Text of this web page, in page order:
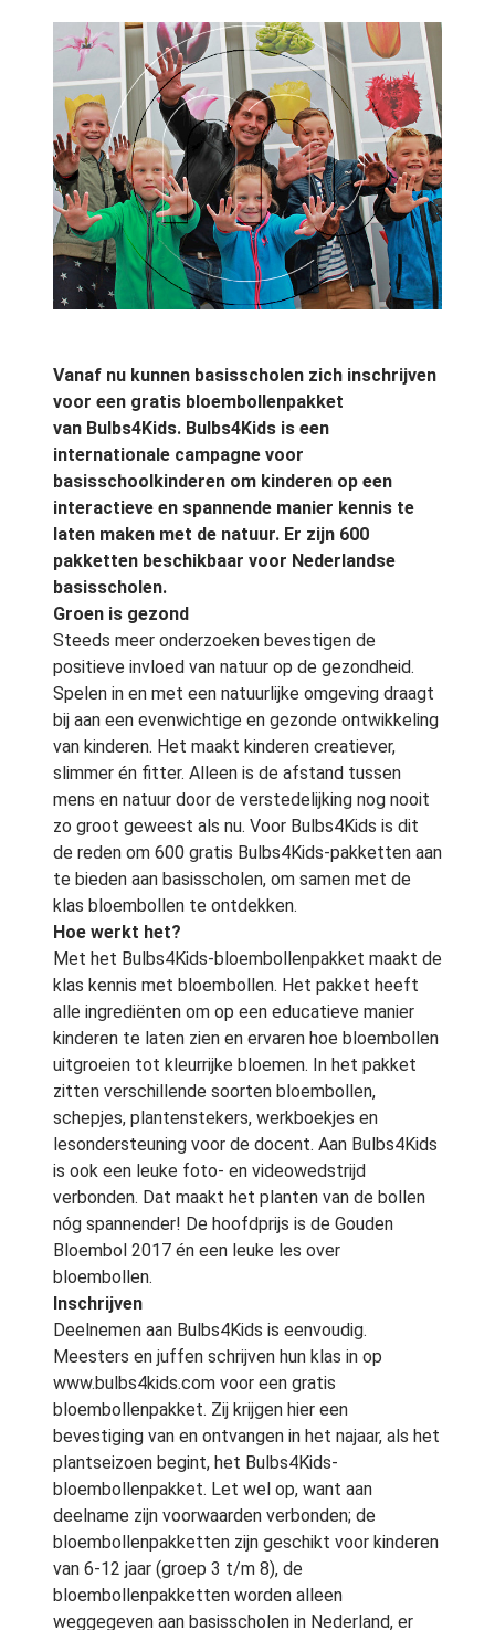
Vanaf nu kunnen basisscholen zich inschrijven
voor een gratis bloembollenpakket
van Bulbs4Kids. Bulbs4Kids is een
internationale campagne voor
basisschoolkinderen om kinderen op een
interactieve en spannende manier kennis te
laten maken met de natuur. Er zijn 600
pakketten beschikbaar voor Nederlandse
basisscholen.
Groen is gezond
Steeds meer onderzoeken bevestigen de
positieve invloed van natuur op de gezondheid.
Spelen in en met een natuurlijke omgeving draagt
bij aan een evenwichtige en gezonde ontwikkeling
van kinderen. Het maakt kinderen creatiever,
slimmer én fitter. Alleen is de afstand tussen
mens en natuur door de verstedelijking nog nooit
zo groot geweest als nu. Voor Bulbs4Kids is dit
de reden om 600 gratis Bulbs4Kids-pakketten aan
te bieden aan basisscholen, om samen met de
klas bloembollen te ontdekken.
Hoe werkt het?
Met het Bulbs4Kids-bloembollenpakket maakt de
klas kennis met bloembollen. Het pakket heeft
alle ingrediënten om op een educatieve manier
kinderen te laten zien en ervaren hoe bloembollen
uitgroeien tot kleurrijke bloemen. In het pakket
zitten verschillende soorten bloembollen,
schepjes, plantenstekers, werkboekjes en
lesondersteuning voor de docent. Aan Bulbs4Kids
is ook een leuke foto- en videowedstrijd
verbonden. Dat maakt het planten van de bollen
nóg spannender! De hoofdprijs is de Gouden
Bloembol 2017 én een leuke les over
bloembollen.
Inschrijven
Deelnemen aan Bulbs4Kids is eenvoudig.
Meesters en juffen schrijven hun klas in op
www.bulbs4kids.com voor een gratis
bloembollenpakket. Zij krijgen hier een
bevestiging van en ontvangen in het najaar, als het
plantseizoen begint, het Bulbs4Kids-
bloembollenpakket. Let wel op, want aan
deelname zijn voorwaarden verbonden; de
bloembollenpakketten zijn geschikt voor kinderen
van 6-12 jaar (groep 3 t/m 8), de
bloembollenpakketten worden alleen
weggegeven aan basisscholen in Nederland, er